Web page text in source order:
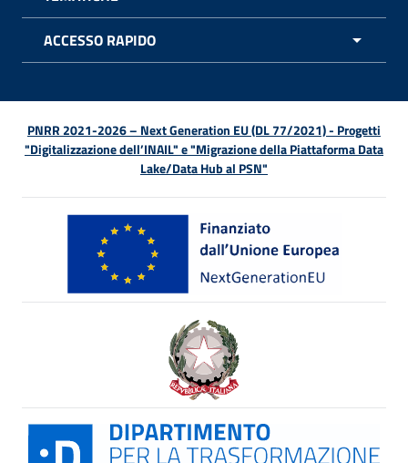
ACCESSO RAPIDO
PNRR 2021-2026 – Next Generation EU (DL 77/2021) - Progetti
"Digitalizzazione dell’INAIL" e "Migrazione della Piattaforma Data
Lake/Data Hub al PSN"